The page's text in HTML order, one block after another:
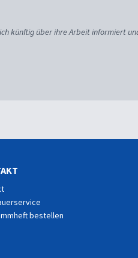
künftig über ihre Arbeit informiert
bestellen